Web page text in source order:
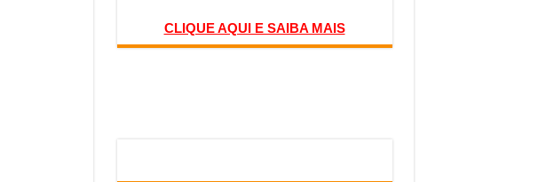
CLIQUE AQUI E SAIBA MAIS